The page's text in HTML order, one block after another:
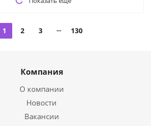
1 2 3 130
Компания
О компании
Новости
Вакансии